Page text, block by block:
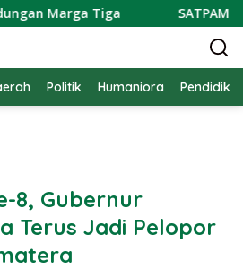
Tiga SATPAM PTPN
Politik Humaniora
8, Gubernur
Terus Jadi Pelopor